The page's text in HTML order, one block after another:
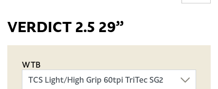
VERDICT 2.5 29”
WTB